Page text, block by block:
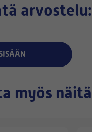
arvostelu:
myös näitä